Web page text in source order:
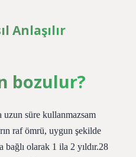
Anlaşılır
bozulur?
uzun süre kullanmazsam
raf ömrü, uygun şekilde
bağlı olarak 1 ila 2 yıldır.28